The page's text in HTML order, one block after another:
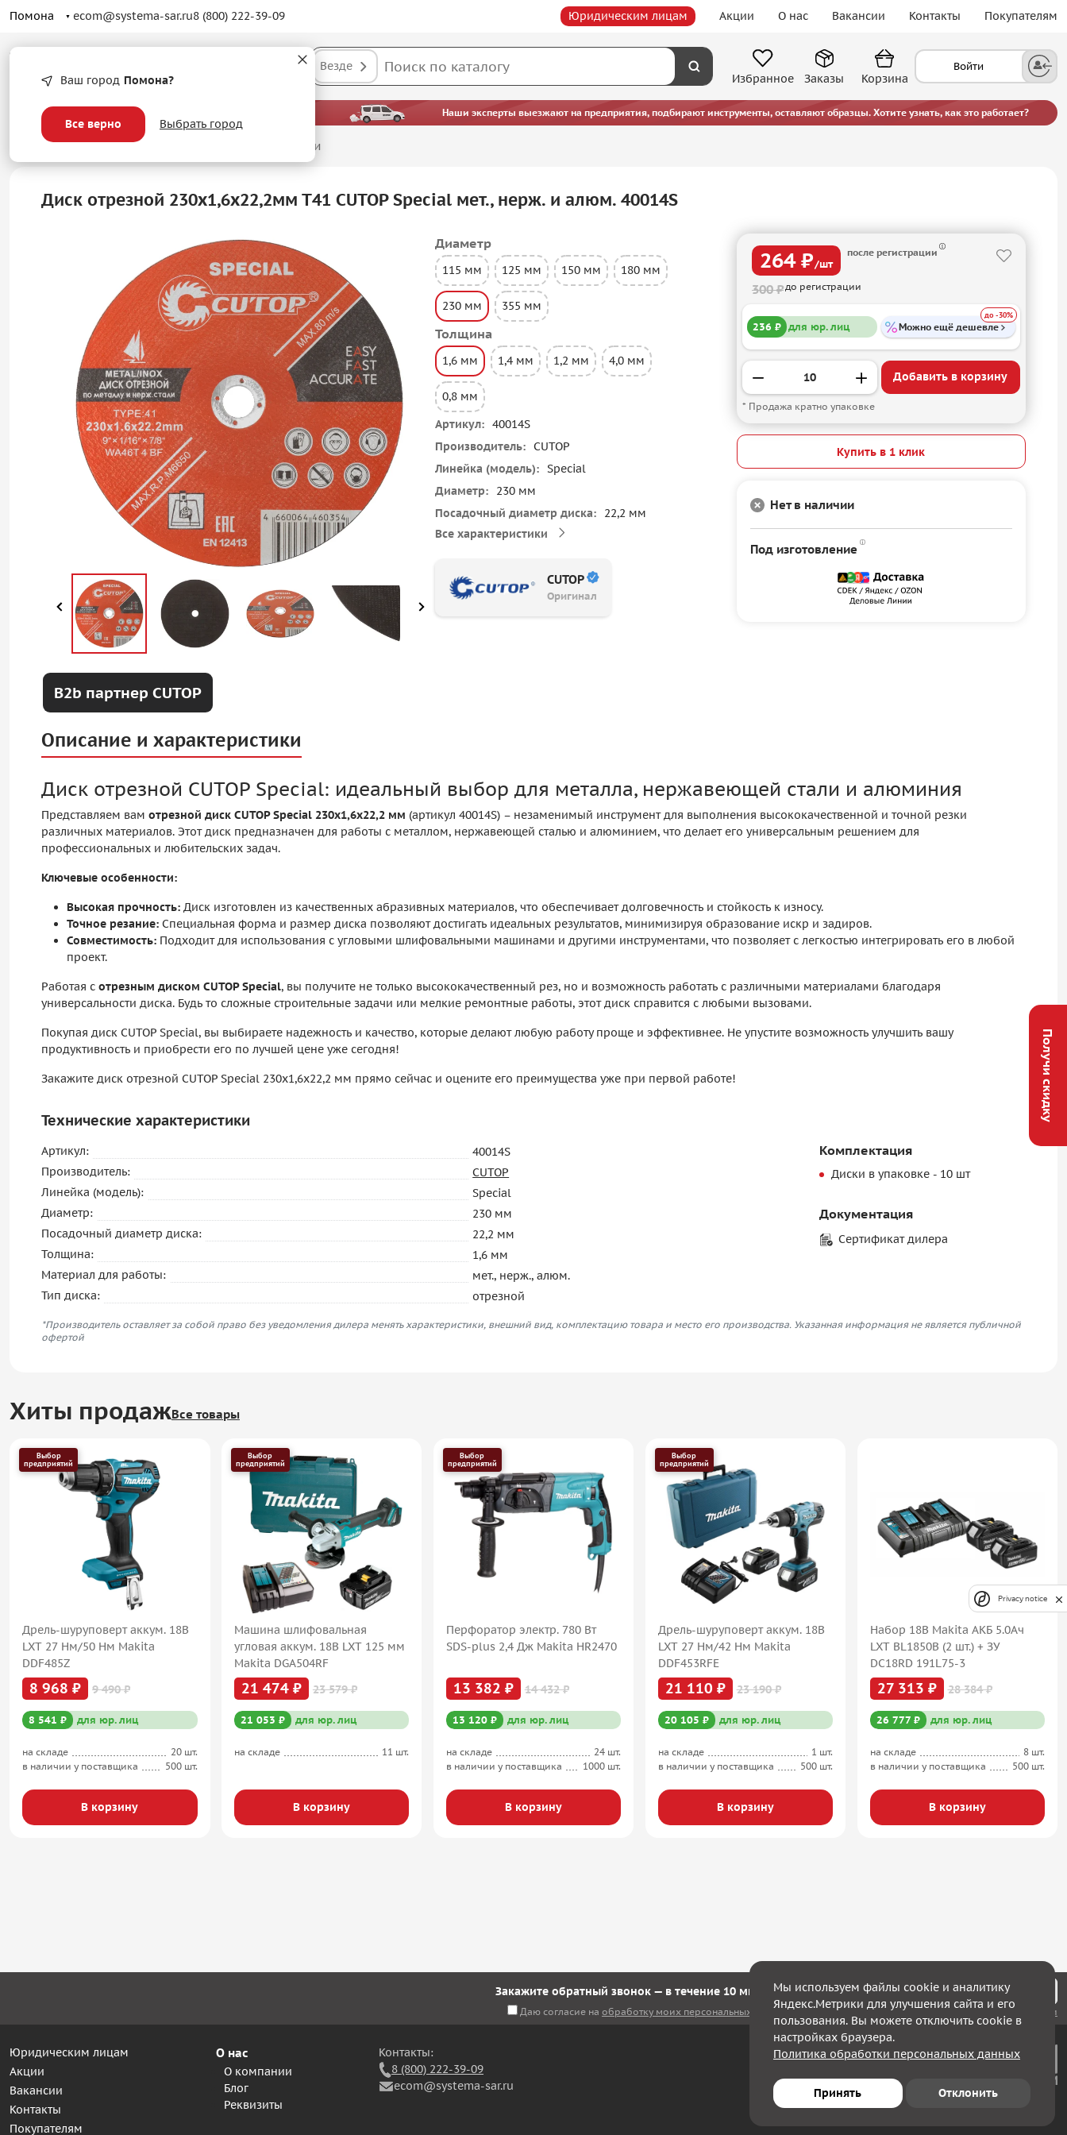
Помона ecom@systema-sar.ru8 (800) 222-39-09 Юридическим лицам Акции О нас Вакансии Контакты Покупателям
Ваш город Помона?
Все верно Выбрать город
Везде
Избранное
Войти
Заказы Корзина
— больше, чем просто оптовые цены. Наши эксперты выезжают на предприятия, подбирают инструменты, оставляют образцы. Хотите узнать, как это работает?
Главная /Абразивные материалы Отрезные диски
Диск отрезной 230х1,6х22,2мм Т41 CUTOP Special мет., нерж. и алюм. 40014S
B2b партнер CUTOP
Диаметр
115 мм 125 мм 150 мм 180 мм
230 мм 355 мм
Толщина
1,6 мм 1,4 мм 1,2 мм 4,0 мм
0,8 мм
Артикул
40014S
Производитель
CUTOP
Линейка (модель)
Special
Диаметр
230 мм
Посадочный диаметр диска
22,2 мм
Все характеристики
CUTOP
Оригинал
264 ₽/шт
после регистрации
300 ₽до регистрации
236 ₽ для юр. лиц Можно ещё дешевле
до -30%
Добавить в корзину
* Продажа кратно упаковке
Купить в 1 клик
Нет в наличии
Под изготовление
Описание и характеристики
Диск отрезной CUTOP Special: идеальный выбор для металла, нержавеющей стали и алюминия
Представляем вам отрезной диск CUTOP Special 230х1,6х22,2 мм (артикул 40014S) – незаменимый инструмент для выполнения высококачественной и точной резки
различных материалов. Этот диск предназначен для работы с металлом, нержавеющей сталью и алюминием, что делает его универсальным решением для
профессиональных и любительских задач.
Ключевые особенности:
Высокая прочность: Диск изготовлен из качественных абразивных материалов, что обеспечивает долговечность и стойкость к износу.
Точное резание: Специальная форма и размер диска позволяют достигать идеальных результатов, минимизируя образование искр и задиров.
Совместимость: Подходит для использования с угловыми шлифовальными машинами и другими инструментами, что позволяет с легкостью интегрировать его в любой
проект.
Работая с отрезным диском CUTOP Special, вы получите не только высококачественный рез, но и возможность работать с различными материалами благодаря
универсальности диска. Будь то сложные строительные задачи или мелкие ремонтные работы, этот диск справится с любыми вызовами.
Покупая диск CUTOP Special, вы выбираете надежность и качество, которые делают любую работу проще и эффективнее. Не упустите возможность улучшить вашу
продуктивность и приобрести его по лучшей цене уже сегодня!
Закажите диск отрезной CUTOP Special 230х1,6х22,2 мм прямо сейчас и оцените его преимущества уже при первой работе!
Технические характеристики
Артикул:
40014S
Производитель:
CUTOP
Линейка (модель):
Special
Диаметр:
230 мм
Посадочный диаметр диска:
22,2 мм
Толщина:
1,6 мм
Материал для работы:
мет., нерж., алюм.
Тип диска:
отрезной
Комплектация
Диски в упаковке - 10 шт
Документация
Сертификат дилера
*Производитель оставляет за собой право без уведомления дилера менять характеристики, внешний вид, комплектацию товара и место его производства. Указанная информация не является публичной
офертой
Хиты продажВсе товары
Выбор
предприятий
Дрель-шуруповерт аккум. 18В
LXT 27 Нм/50 Нм Makita
DDF485Z
8 968 ₽ 9 490 ₽
8 541 ₽ для юр. лиц
на складе
20 шт.
в наличии у поставщика
500 шт.
В корзину
Выбор
предприятий
Машина шлифовальная
угловая аккум. 18В LXT 125 мм
Makita DGA504RF
21 474 ₽ 23 579 ₽
21 053 ₽ для юр. лиц
на складе 11 шт.
В корзину
Выбор
предприятий
Перфоратор электр. 780 Вт
SDS-plus 2,4 Дж Makita HR2470
13 382 ₽ 14 432 ₽
13 120 ₽ для юр. лиц
на складе
24 шт.
в наличии у поставщика
1000 шт.
В корзину
Выбор
предприятий
Дрель-шуруповерт аккум. 18В
LXT 27 Нм/42 Нм Makita
DDF453RFE
21 110 ₽ 23 190 ₽
20 105 ₽ для юр. лиц
на складе
1 шт.
в наличии у поставщика
500 шт.
В корзину
Набор 18В Makita АКБ 5.0Ач
LXT BL1850B (2 шт.) + ЗУ
DC18RD 191L75-3
27 313 ₽ 28 384 ₽
26 777 ₽ для юр. лиц
на складе
8 шт.
в наличии у поставщика
500 шт.
В корзину
Закажите обратный звонок — в течение 10 минут мы с Вами свяжемся!
Даю согласие на обработку моих персональных данных, а также соглашаюсь с политикой конфиденциальности
Юридическим лицам
Акции
Вакансии
Контакты
Покупателям
О нас
О компании
Блог
Реквизиты
Контакты:
8 (800) 222-39-09
ecom@systema-sar.ru
Получи скидку
Мы используем файлы cookie и аналитику
Яндекс.Метрики для улучшения сайта и его
пользования. Вы можете отключить cookie в
настройках браузера.
Политика обработки персональных данных
Принять Отклонить
Privacy notice